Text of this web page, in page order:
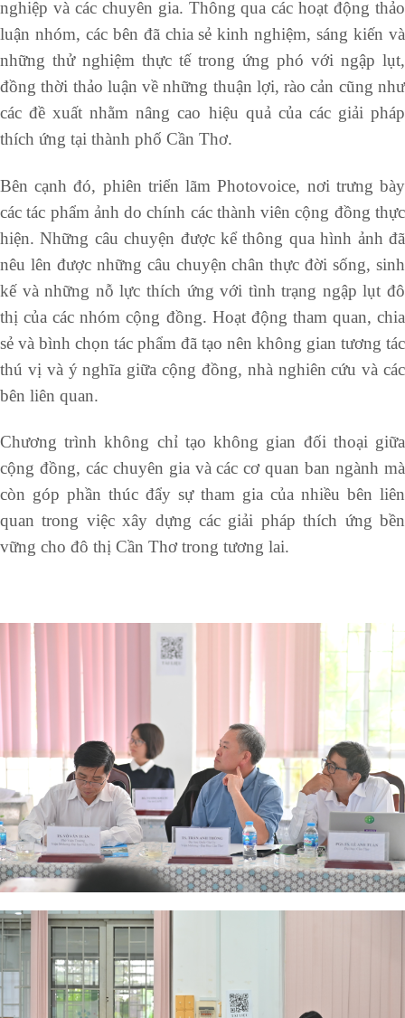
nghiệp và các chuyên gia. Thông qua các hoạt động thảo
luận nhóm, các bên đã chia sẻ kinh nghiệm, sáng kiến và
những thử nghiệm thực tế trong ứng phó với ngập lụt,
đồng thời thảo luận về những thuận lợi, rào cản cũng như
các đề xuất nhằm nâng cao hiệu quả của các giải pháp
thích ứng tại thành phố Cần Thơ.
Bên cạnh đó, phiên triển lãm Photovoice, nơi trưng bày
các tác phẩm ảnh do chính các thành viên cộng đồng thực
hiện. Những câu chuyện được kể thông qua hình ảnh đã
nêu lên được những câu chuyện chân thực đời sống, sinh
kế và những nỗ lực thích ứng với tình trạng ngập lụt đô
thị của các nhóm cộng đồng. Hoạt động tham quan, chia
sẻ và bình chọn tác phẩm đã tạo nên không gian tương tác
thú vị và ý nghĩa giữa cộng đồng, nhà nghiên cứu và các
bên liên quan.
Chương trình không chỉ tạo không gian đối thoại giữa
cộng đồng, các chuyên gia và các cơ quan ban ngành mà
còn góp phần thúc đẩy sự tham gia của nhiều bên liên
quan trong việc xây dựng các giải pháp thích ứng bền
vững cho đô thị Cần Thơ trong tương lai.